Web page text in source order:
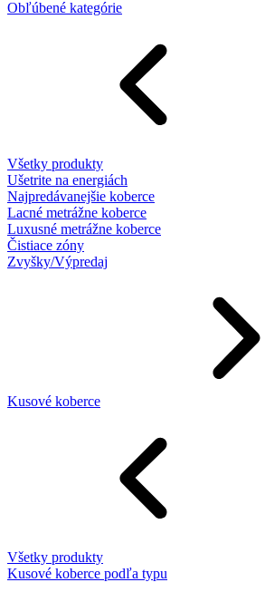
Obľúbené kategórie
Všetky produkty
Ušetrite na energiách
Najpredávanejšie koberce
Lacné metrážne koberce
Luxusné metrážne koberce
Čistiace zóny
Zvyšky/Výpredaj
Kusové koberce
Všetky produkty
Kusové koberce podľa typu